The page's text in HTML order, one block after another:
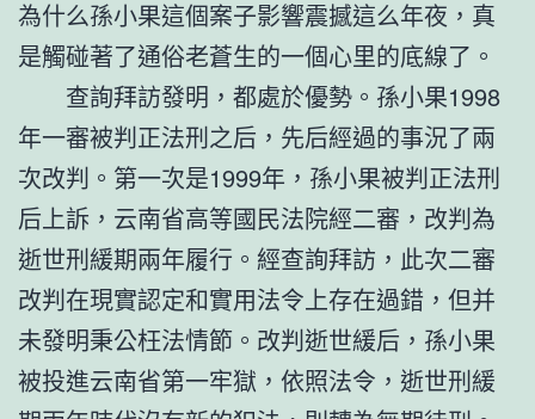
為什么孫小果這個案子影響震撼這么年夜，真
是觸碰著了通俗老蒼生的一個心里的底線了。
查詢拜訪發明，都處於優勢。孫小果1998
年一審被判正法刑之后，先后經過的事況了兩
次改判。第一次是1999年，孫小果被判正法刑
后上訴，云南省高等國民法院經二審，改判為
逝世刑緩期兩年履行。經查詢拜訪，此次二審
改判在現實認定和實用法令上存在過錯，但并
未發明秉公枉法情節。改判逝世緩后，孫小果
被投進云南省第一牢獄，依照法令，逝世刑緩